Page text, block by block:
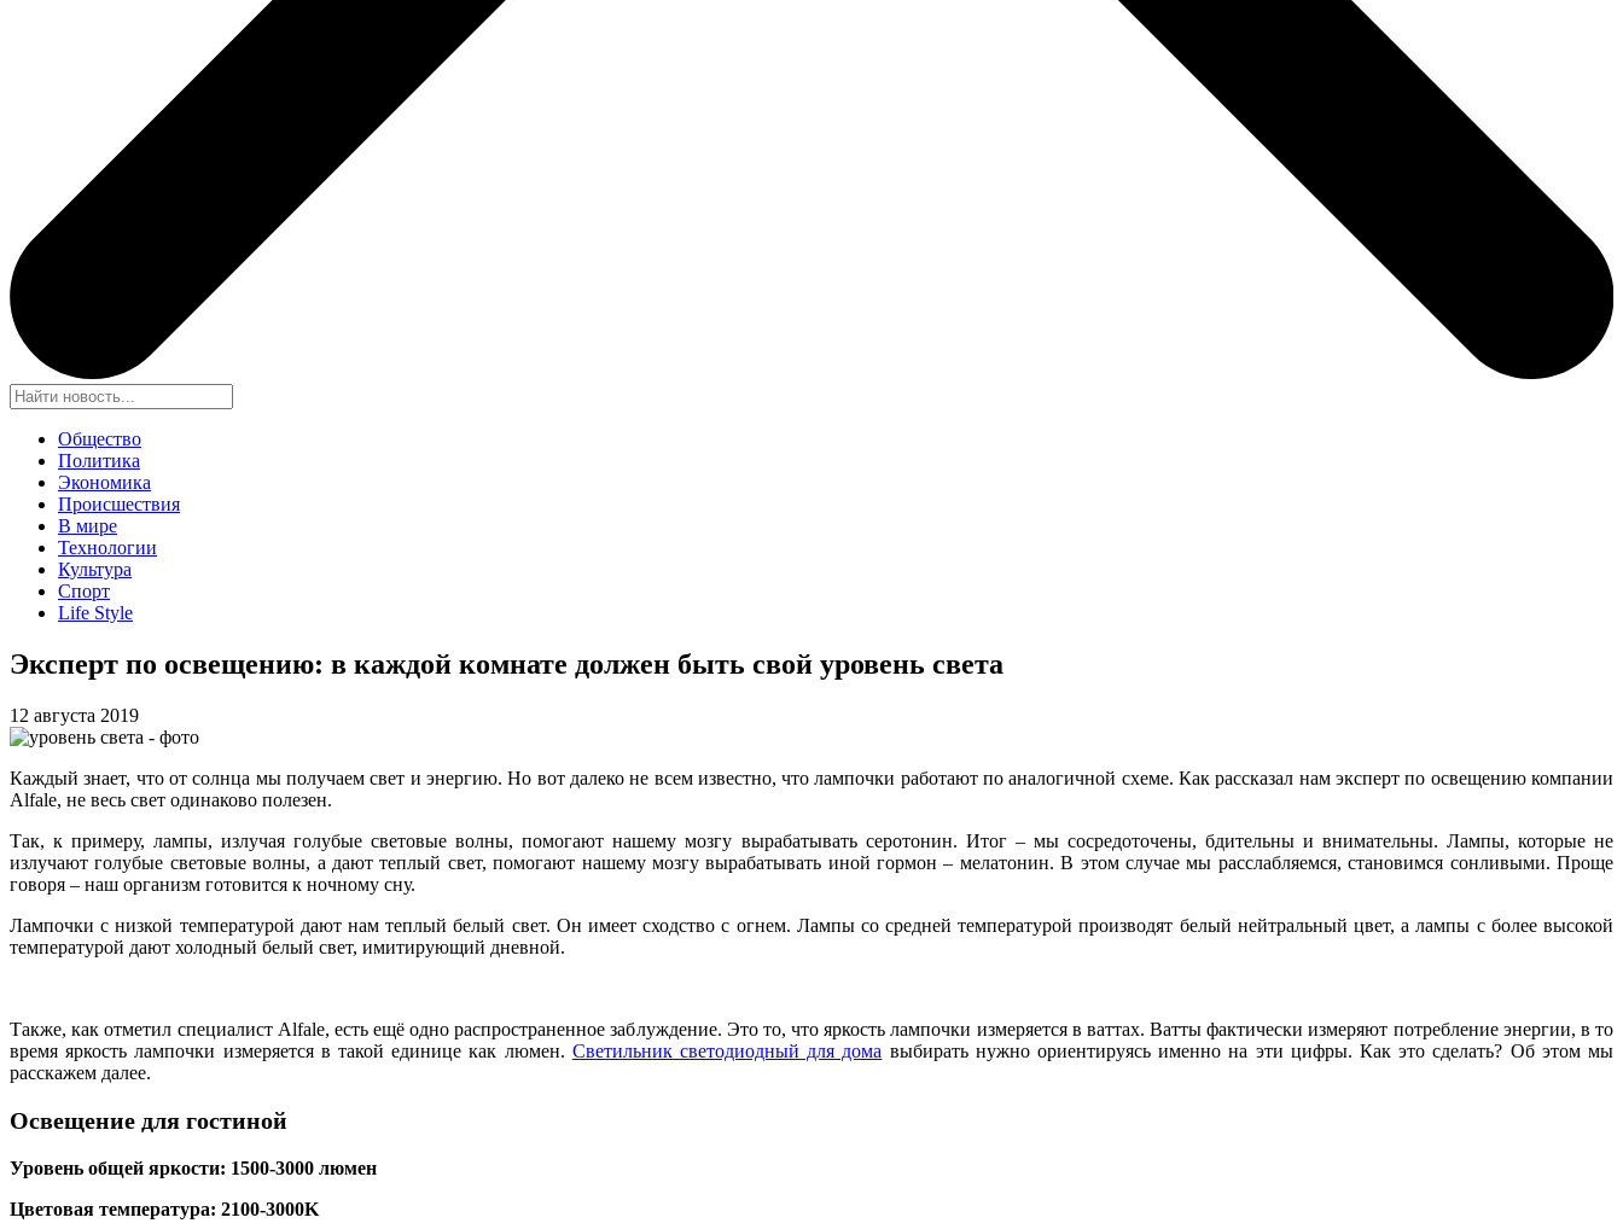
Общество
Политика
Экономика
Происшествия
В мире
Технологии
Культура
Спорт
Life Style
Эксперт по освещению: в каждой комнате должен быть свой уровень света
12 августа 2019
Каждый знает, что от солнца мы получаем свет и энергию. Но вот далеко не всем известно, что лампочки работают по аналогичной схеме. Как рассказал нам эксперт по освещению компании
Alfale, не весь свет одинаково полезен.
Так, к примеру, лампы, излучая голубые световые волны, помогают нашему мозгу вырабатывать серотонин. Итог – мы сосредоточены, бдительны и внимательны. Лампы, которые не
излучают голубые световые волны, а дают теплый свет, помогают нашему мозгу вырабатывать иной гормон – мелатонин. В этом случае мы расслабляемся, становимся сонливыми. Проще
говоря – наш организм готовится к ночному сну.
Лампочки с низкой температурой дают нам теплый белый свет. Он имеет сходство с огнем. Лампы со средней температурой производят белый нейтральный цвет, а лампы с более высокой
температурой дают холодный белый свет, имитирующий дневной.
Также, как отметил специалист Alfale, есть ещё одно распространенное заблуждение. Это то, что яркость лампочки измеряется в ваттах. Ватты фактически измеряют потребление энергии, в то
время яркость лампочки измеряется в такой единице как люмен. Светильник светодиодный для дома выбирать нужно ориентируясь именно на эти цифры. Как это сделать? Об этом мы
расскажем далее.
Освещение для гостиной
Уровень общей яркости: 1500-3000 люмен
Цветовая температура: 2100-3000K